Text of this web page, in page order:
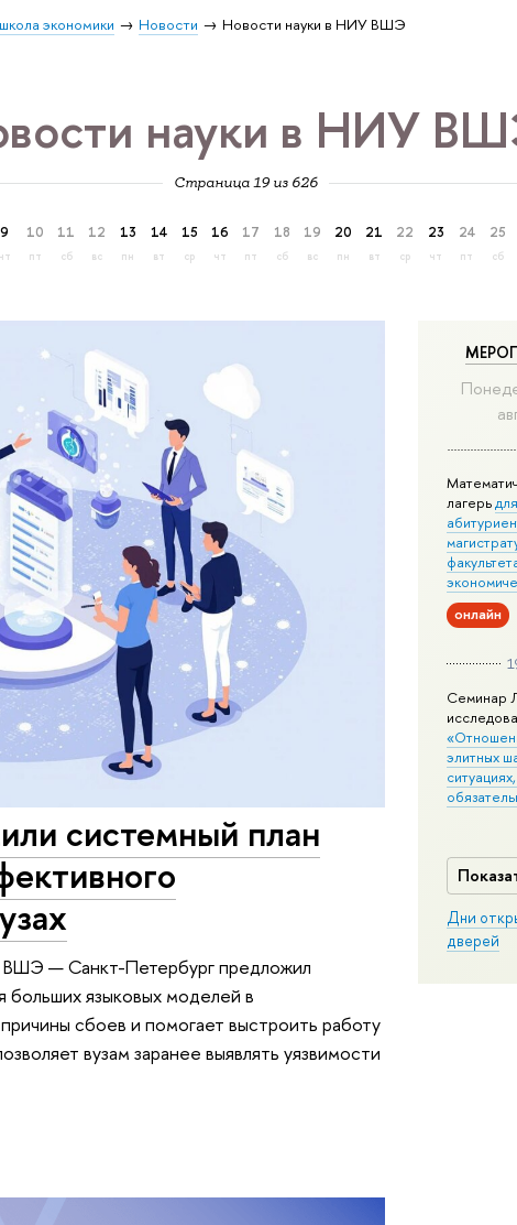
экономики Новости Новости науки в НИУ ВШЭ
науки в НИУ
Страница 19 из 626
9
чт
10
пт
11
сб
12
вс
13
пн
14
вт
15
ср
16
чт
17
пт
18
сб
19
вс
20
пн
21
вт
22
ср
23
чт
24
пт
25
сб
лагерь для
онлайн
Семинар
элитных
Дни
дверей
системный план
— Санкт-Петербург предложил
больших языковых моделей в
сбоев и помогает выстроить работу
вузам заранее выявлять уязвимости